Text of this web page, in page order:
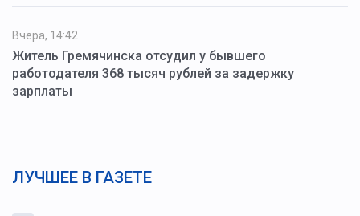
Вчера, 14:42
Житель Гремячинска отсудил у бывшего
работодателя 368 тысяч рублей за задержку
зарплаты
ЛУЧШЕЕ В ГАЗЕТЕ